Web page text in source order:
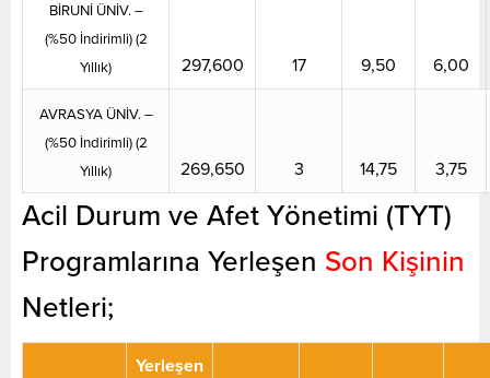
BİRUNİ ÜNİV. –
(%50 İndirimli) (2
Yıllık)
297,600 17 9,50 6,00
AVRASYA ÜNİV. –
(%50 İndirimli) (2
Yıllık)
269,650 3 14,75 3,75
Acil Durum ve Afet Yönetimi (TYT)
Programlarına Yerleşen Son Kişinin
Netleri;
Yerleşen